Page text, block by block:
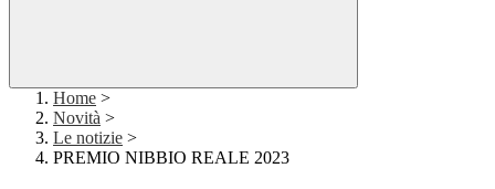
Home >
Novità >
Le notizie >
PREMIO NIBBIO REALE 2023